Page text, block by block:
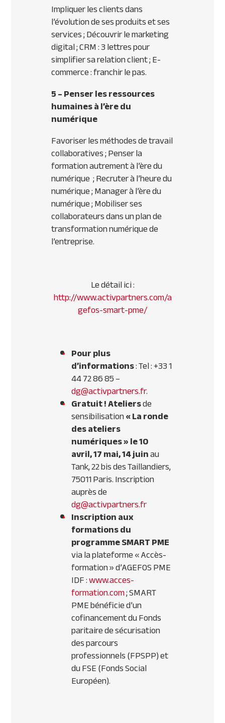
Impliquer les clients dans
l’évolution de ses produits et ses
services ; Découvrir le marketing
digital ; CRM : 3 lettres pour
simplifier sa relation client ; E-
commerce : franchir le pas.
5 – Penser les ressources
humaines à l’ère du
numérique
Favoriser les méthodes de travail
collaboratives ; Penser la
formation autrement à l’ère du
numérique ; Recruter à l’heure du
numérique ; Manager à l’ère du
numérique ; Mobiliser ses
collaborateurs dans un plan de
transformation numérique de
l’entreprise.
Le détail ici :
http://www.activpartners.com/a
gefos-smart-pme/
Pour plus
d’informations: Tel : +33 1
44 72 86 85 –
dg@activpartners.fr.
Gratuit ! Ateliersde
sensibilisation« La ronde
des ateliers
numériques » le 10
avril, 17 mai, 14 juinau
Tank, 22 bis des Taillandiers,
75011 Paris. Inscription
auprès de
dg@activpartners.fr
Inscription aux
formations du
programme SMART PME
via la plateforme « Accès-
formation » d’AGEFOS PME
IDF :www.acces-
formation.com; SMART
PME bénéficie d’un
cofinancement du Fonds
paritaire de sécurisation
des parcours
professionnels (FPSPP) et
du FSE (Fonds Social
Européen).